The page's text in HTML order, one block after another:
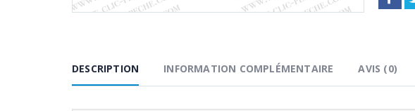
DESCRIPTION INFORMATION COMPLÉMENTAIRE AVIS (0)